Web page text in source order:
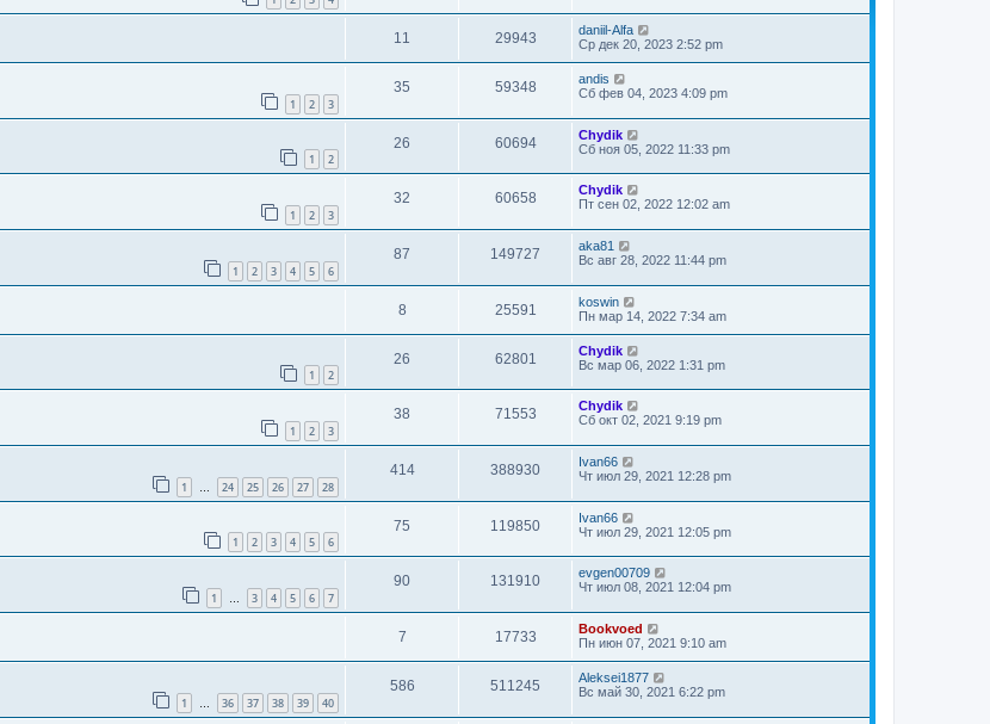
11 29943
daniil-Alfa
Ср дек 20, 2023 2:52 pm
1 2 3
35 59348
andis
Сб фев 04, 2023 4:09 pm
1 2
26 60694
Chydik
Сб ноя 05, 2022 11:33 pm
1 2 3
32 60658
Chydik
Пт сен 02, 2022 12:02 am
1 2 3 4 5 6
87 149727
aka81
Вс авг 28, 2022 11:44 pm
8 25591
koswin
Пн мар 14, 2022 7:34 am
1 2
26 62801
Chydik
Вс мар 06, 2022 1:31 pm
1 2 3
38 71553
Chydik
Сб окт 02, 2021 9:19 pm
1 … 24 25 26 27 28
414 388930
Ivan66
Чт июл 29, 2021 12:28 pm
1 2 3 4 5 6
75 119850
Ivan66
Чт июл 29, 2021 12:05 pm
1 … 3 4 5 6 7
90 131910
evgen00709
Чт июл 08, 2021 12:04 pm
7 17733
Bookvoed
Пн июн 07, 2021 9:10 am
1 … 36 37 38 39 40
586 511245
Aleksei1877
Вс май 30, 2021 6:22 pm